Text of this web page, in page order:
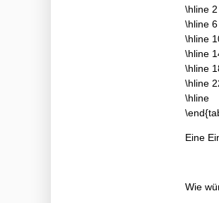
\hline
\hline
\hline
\hline
\hline
\hline
\hline
Eine
Wie